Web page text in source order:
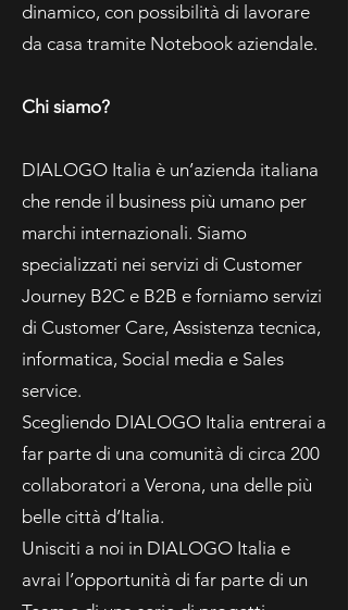
dinamico, con possibilità di lavorare
da casa tramite Notebook aziendale.
Chi siamo?
DIALOGO Italia è un’azienda italiana
che rende il business più umano per
marchi internazionali. Siamo
specializzati nei servizi di Customer
Journey B2C e B2B e forniamo servizi
di Customer Care, Assistenza tecnica,
informatica, Social media e Sales
service.
Scegliendo DIALOGO Italia entrerai a
far parte di una comunità di circa 200
collaboratori a Verona, una delle più
belle città d’Italia.
Unisciti a noi in DIALOGO Italia e
avrai l’opportunità di far parte di un